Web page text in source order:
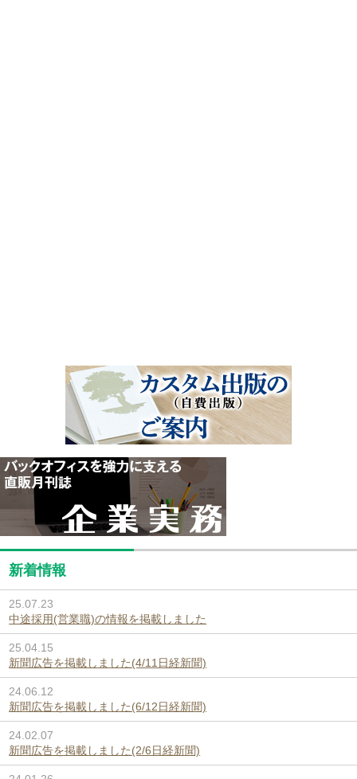
新着情報
25.07.23
中途採用(営業職)の情報を掲載しました
25.04.15
新聞広告を掲載しました(4/11日経新聞)
24.06.12
新聞広告を掲載しました(6/12日経新聞)
24.02.07
新聞広告を掲載しました(2/6日経新聞)